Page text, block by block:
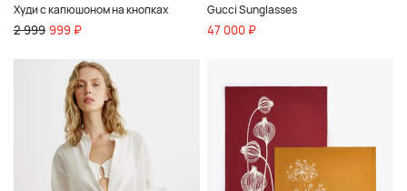
Худи с капюшоном на кнопках
2 999 999 ₽
Gucci Sunglasses
47 000 ₽